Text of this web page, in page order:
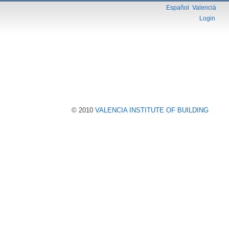
Español
Valencià
Login
© 2010 VALENCIA INSTITUTE OF BUILDING